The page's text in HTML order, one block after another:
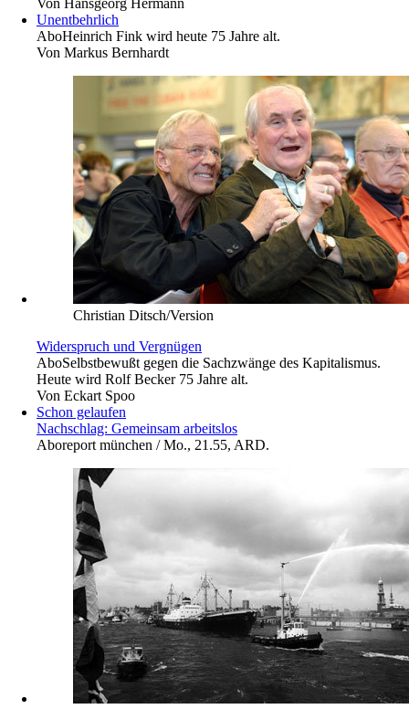
Von Hansgeorg Hermann
Unentbehrlich
AboHeinrich Fink wird heute 75 Jahre alt.
Von Markus Bernhardt
Christian Ditsch/Version
Widerspruch und Vergnügen
AboSelbstbewußt gegen die Sachzwänge des Kapitalismus.
Heute wird Rolf Becker 75 Jahre alt.
Von Eckart Spoo
Schon gelaufen
Nachschlag: Gemeinsam arbeitslos
Aboreport münchen / Mo., 21.55, ARD.